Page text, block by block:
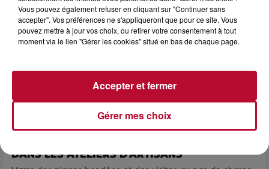
7h51
DANS LES ATELIERS D'ARTISANS
Vous pouvez également refuser en cliquant sur "Continuer sans
accepter". Vos préférences ne s'appliqueront que pour ce site. Vous
pouvez mettre à jour vos choix, ou retirer votre consentement à tout
moment via le lien "Gérer les cookies" situé en bas de chaque page.
Gérer mes choix
Accepter et fermer